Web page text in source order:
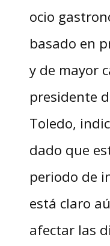
ocio
basado en
y de mayor
presidente
Toledo,
dado que
periodo de
está claro
afectar las